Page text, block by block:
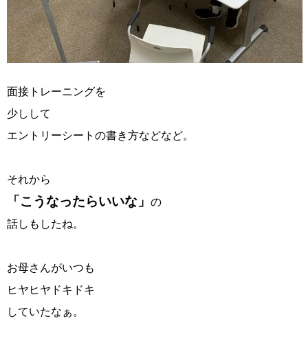
面接トレーニングを
少しして
エントリーシートの書き方などなど。
それから
「こうなったらいいな」 の
話しもしたね。
お母さんがいつも
ヒヤヒヤドキドキ
していたなぁ。